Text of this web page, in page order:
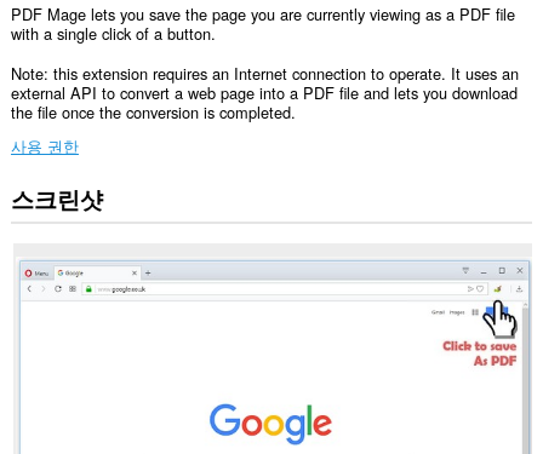
PDF Mage lets you save the page you are currently viewing as a PDF file
with a single click of a button.
Note: this extension requires an Internet connection to operate. It uses an
external API to convert a web page into a PDF file and lets you download
the file once the conversion is completed.
사용 권한
이
확
기
능
은
스크린샷